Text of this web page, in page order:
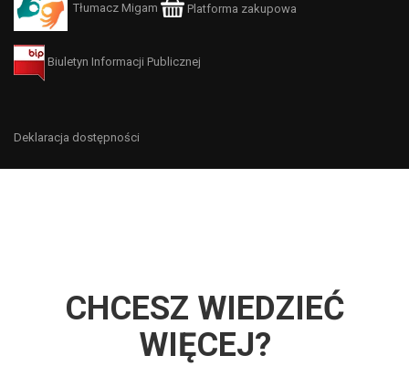
Tłumacz Migam Platforma zakupowa
Biuletyn Informacji Publicznej
Deklaracja dostępności
CHCESZ WIEDZIEĆ
WIĘCEJ?